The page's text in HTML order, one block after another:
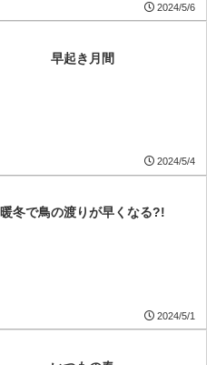
2024/5/6
早起き月間
2024/5/4
暖冬で鳥の渡りが早くなる?!
2024/5/1